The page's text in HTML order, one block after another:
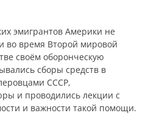
эмигрантов Америки не
во время Второй мировой
своём оборонческую
сборы средств в
СССР,
и проводились лекции с
и важности такой помощи.